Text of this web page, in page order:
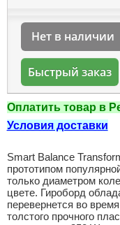
Нет в наличии
Быстрый заказ
Оплатить товар в
Условия доставки
Smart Balance
прототипом
только диаметром
цвете. Гироборд
перевернется во
толстого прочного